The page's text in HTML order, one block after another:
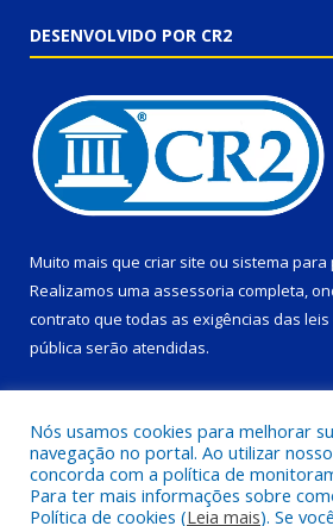
DESENVOLVIDO POR CR2
Muito mais que criar site ou sistema
Realizamos uma assessoria completa,
contrato que todas as exigências das leis
pública serão atendidas.
Nós usamos cookies para melhorar
navegação no portal. Ao utilizar
concorda com a política de
Para ter mais informações sobre
Política de cookies (Leia mais). Se